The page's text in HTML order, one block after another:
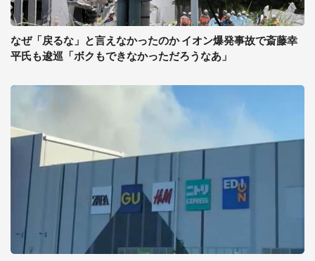
なぜ「戻るな」と言えなかったのか イオン爆発事故で斎藤幸
平氏も逡巡「ボクもできなかっただろうなあ」